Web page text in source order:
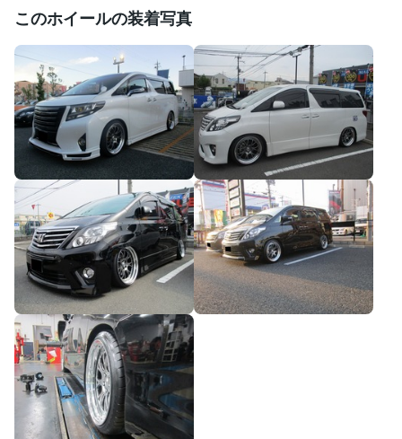
このホイールの装着写真